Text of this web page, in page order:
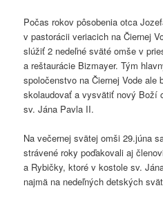
Počas rokov pôsobenia otca
v pastorácii veriacich na Čiernej
slúžiť 2 nedeľné sväté omše v
a reštaurácie Bizmayer. Tým
spoločenstvo na Čiernej Vode ale
skolaudovať a vysvätiť nový Boží
sv. Jána Pavla II.
Na večernej svätej omši 29.júna
strávené roky poďakovali aj
a Rybičky, ktoré v kostole sv.
najmä na nedeľných detských